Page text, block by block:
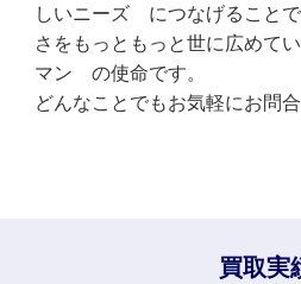
しいニーズ につなげること
さをもっともっと世に広めて
マン の使命です。
どんなことでもお気軽にお問合
買取実